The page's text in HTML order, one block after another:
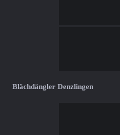
Blächdängler Denzlingen